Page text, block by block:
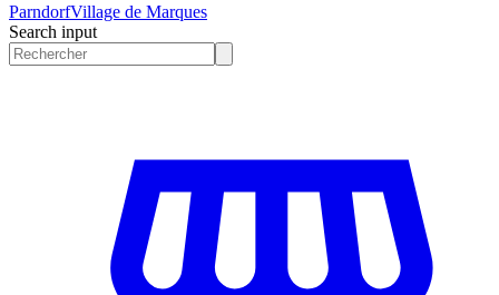
ParndorfVillage de Marques
Search input